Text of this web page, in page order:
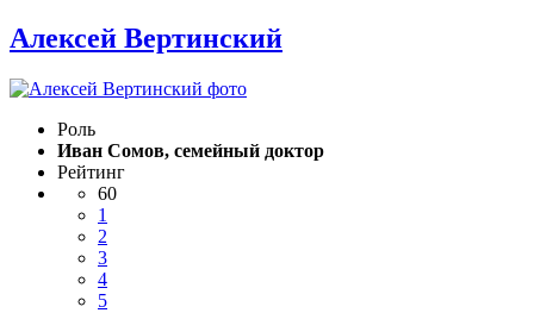
Алексей Вертинский
Роль
Иван Сомов, семейный доктор
Рейтинг
60
1
2
3
4
5